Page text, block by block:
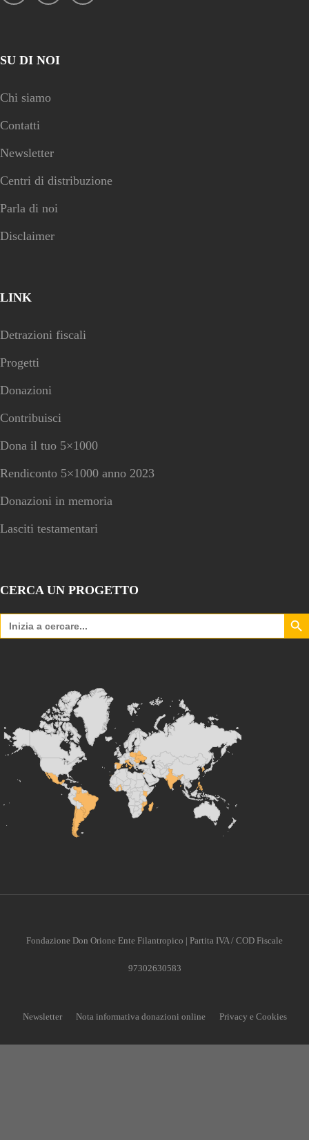
SU DI NOI
Chi siamo
Contatti
Newsletter
Centri di distribuzione
Parla di noi
Disclaimer
LINK
Detrazioni fiscali
Progetti
Donazioni
Contribuisci
Dona il tuo 5×1000
Rendiconto 5×1000 anno 2023
Donazioni in memoria
Lasciti testamentari
CERCA UN PROGETTO
Search
for:
Search
Fondazione Don Orione Ente Filantropico | Partita IVA / COD Fiscale
97302630583
Newsletter Nota informativa donazioni online Privacy e Cookies